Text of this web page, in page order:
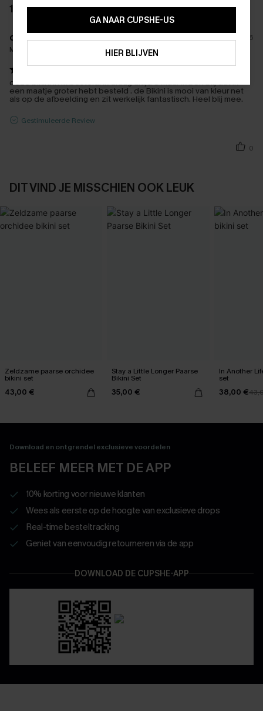
1 BEOORDELING
c****
08/07/2026
Maat Gekocht:
deze bikini in M besteld. Ik draag altijd S maar ik ben blij dat ik
een maatje groter hebt besteld . de Bikini is mooi van kleur net
als op de afbeelding en zit werkelijk fantastisch. Heel blij mee.
Gestimuleerde Review
0
DIT VIND JE MISSCHIEN OOK LEUK
Zeldzame paarse orchidee
bikini set
43,00 €
Stay a Little Longer Paarse
Bikini Set
35,00 €
In Another
set
38,00 €
Download en ontgrendel exclusieve voordelen
BELEEF MEER MET DE APP
10% korting voor nieuwe klanten
Wees als eerste op de hoogte van exclusieve drops
Real-time besteltracking
Geniet van eenvoudig retourneren via de app
DOWNLOAD DE CUPSHE-APP
GA NAAR CUPSHE-US
HIER BLIJVEN
15% KORTING OP 2ST+
ABONNEREN